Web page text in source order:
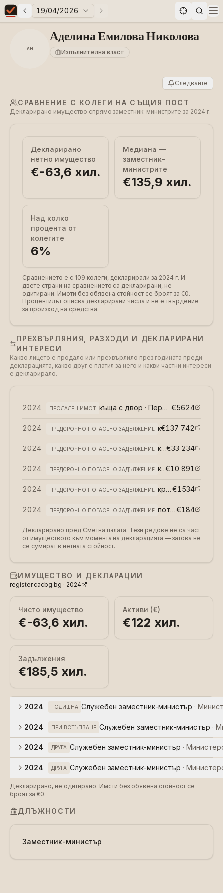
Elections in Bulgaria data statistics
Предни избори
19/04/2026 Следващи избори
АН
Аделина Емилова Николова
Изпълнителна власт
Следвайте
СРАВНЕНИЕ С КОЛЕГИ НА СЪЩИЯ ПОСТ
Декларирано имущество спрямо заместник-министрите за 2024 г.
Декларирано
нетно имущество
€-63,6 хил.
Медиана —
заместник-
министрите
€135,9 хил.
Над колко
процента от
колегите
6%
Сравнението е с 109 колеги, декларирали за 2024 г. И
двете страни на сравнението са декларирани, не
одитирани. Имоти без обявена стойност се броят за €0.
Процентилът описва декларирани числа и не е твърдение
за произход на средства.
ПРЕХВЪРЛЯНИЯ, РАЗХОДИ И ДЕКЛАРИРАНИ
ИНТЕРЕСИ
Какво лицето е продало или прехвърлило през годината преди
декларацията, какво друг е платил за него и какви частни интереси
е декларирало.
2024 ПРОДАДЕН ИМОТ къща с двор · Перник (възмездно
€5624
2024 ПРЕДСРОЧНО ПОГАСЕНО ЗАДЪЛЖЕНИЕ кредит към Уникредит · Николай и Аделина Николови
€137 742
2024 ПРЕДСРОЧНО ПОГАСЕНО ЗАДЪЛЖЕНИЕ кредит към БНП Париба · Николай Любенов Николов€33 234
2024 ПРЕДСРОЧНО ПОГАСЕНО ЗАДЪЛЖЕНИЕ кредит към Уникредит · Николай Любенов Николов€10 891
2024 ПРЕДСРОЧНО ПОГАСЕНО ЗАДЪЛЖЕНИЕ кредитна карта към ПИБ · Аделина Емилова Николова€1534
2024 ПРЕДСРОЧНО ПОГАСЕНО ЗАДЪЛЖЕНИЕ потребителски кредит към ПИБ · Аделина Емилова Николова€184
Декларирано пред Сметна палата. Тези редове не са част
от имуществото към момента на декларацията — затова не
се сумират в нетната стойност.
ИМУЩЕСТВО И ДЕКЛАРАЦИИ
register.cacbg.bg · 2024
Чисто имущество
€-63,6 хил.
Активи (€)
€122 хил.
Задължения
€185,5 хил.
2024 ГОДИШНА Служебен заместник-министър ·
2024 ПРИ ВСТЪПВАНЕ Служебен заместник-министър ·
2024 ДРУГА Служебен заместник-министър ·
2024 ДРУГА Служебен заместник-министър ·
Декларирано, не одитирано. Имоти без обявена стойност се
броят за €0.
ДЛЪЖНОСТИ
Заместник-министър